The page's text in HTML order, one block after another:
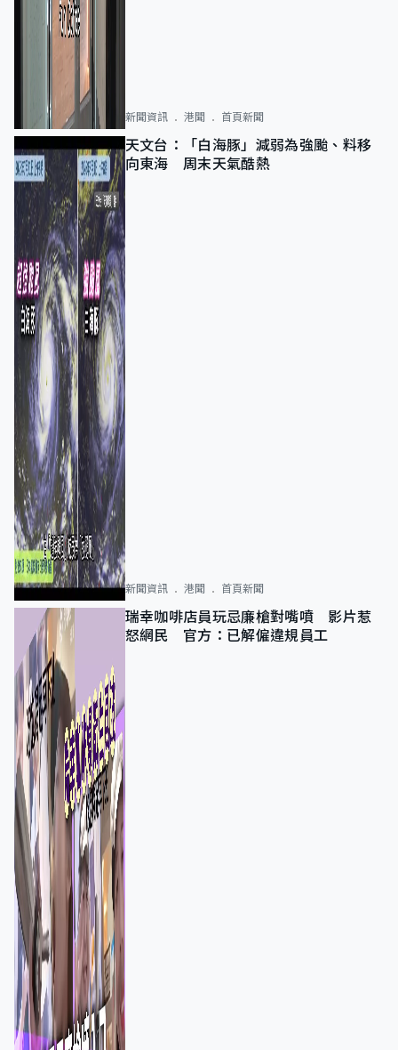
新聞資訊 港聞 首頁新聞
天文台：「白海豚」減弱為強颱、料移
向東海 周末天氣酷熱
新聞資訊 港聞 首頁新聞
瑞幸咖啡店員玩忌廉槍對嘴噴 影片惹
怒網民 官方：已解僱違規員工